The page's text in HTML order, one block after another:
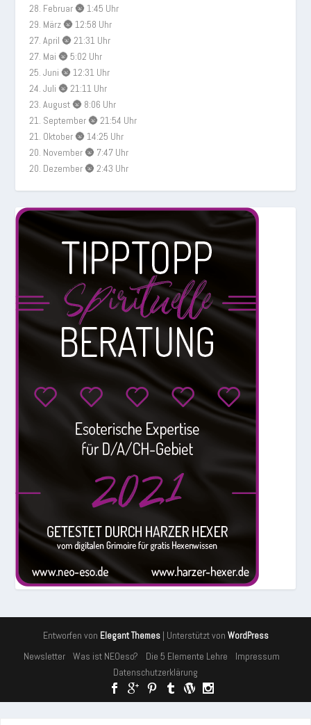
28. Februar 🌚 1:45 Uhr
29. März 🌚 12:58 Uhr
27. April 🌚 21:31 Uhr
27. Mai 🌚 5:02 Uhr
25. Juni 🌚 12:31 Uhr
24. Juli 🌚 21:11 Uhr
23. August 🌚 8:06 Uhr
21. September 🌚 21:54 Uhr
21. Oktober 🌚 14:25 Uhr
20. November 🌚 7:47 Uhr
20. Dezember 🌚 2:43 Uhr
Entworfen von Elegant Themes| Unterstützt von WordPress
Newsletter Was ist NEOeso? Die 5 Elemente Lehre
Impressum
Datenschutzerklärung